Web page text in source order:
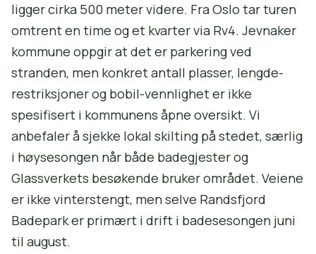
ligger cirka 500 meter videre. Fra Oslo tar turen
omtrent en time og et kvarter via Rv4. Jevnaker
kommune oppgir at det er parkering ved
stranden, men konkret antall plasser, lengde-
restriksjoner og bobil-vennlighet er ikke
spesifisert i kommunens åpne oversikt. Vi
anbefaler å sjekke lokal skilting på stedet, særlig
i høysesongen når både badegjester og
Glassverkets besøkende bruker området. Veiene
er ikke vinterstengt, men selve Randsfjord
Badepark er primært i drift i badesesongen juni
til august.